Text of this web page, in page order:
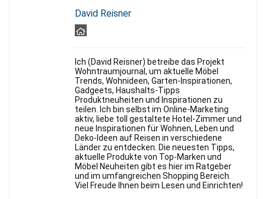
David Reisner
Ich (David Reisner) betreibe das Projekt
Wohntraumjournal, um aktuelle Möbel
Trends, Wohnideen, Garten-Inspirationen,
Gadgeets, Haushalts-Tipps
Produktneuheiten und Inspirationen zu
teilen. Ich bin selbst im Online-Marketing
aktiv, liebe toll gestaltete Hotel-Zimmer und
neue Inspirationen für Wohnen, Leben und
Deko-Ideen auf Reisen in verschiedene
Länder zu entdecken. Die neuesten Tipps,
aktuelle Produkte von Top-Marken und
Möbel Neuheiten gibt es hier im Ratgeber
und im umfangreichen Shopping Bereich.
Viel Freude Ihnen beim Lesen und Einrichten!